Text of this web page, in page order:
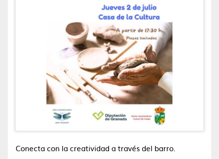
Conecta con la creatividad a través del barro.